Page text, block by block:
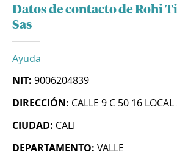
Datos de contacto de Rohi
Sas
Ayuda
NIT: 9006204839
DIRECCIÓN: CALLE 9 C 50 16
CIUDAD: CALI
DEPARTAMENTO: VALLE